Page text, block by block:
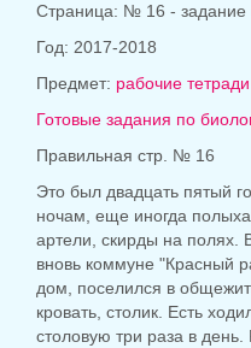
Страница: № 16 - задание
Год: 2017-2018
Предмет: рабочие
Готовые задания по
Правильная стр. № 16
Это был двадцать пятый
ночам, еще иногда
артели, скирды на полях.
вновь коммуне "Красный
дом, поселился в
кровать, столик. Есть
столовую три раза в